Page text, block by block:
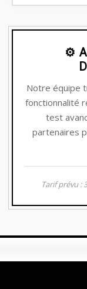
⚙️
Notre équipe
fonctionnalité
test
partenaires
Tarif prévu :